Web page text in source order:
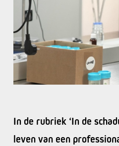
In de rubriek ‘In de
leven van een